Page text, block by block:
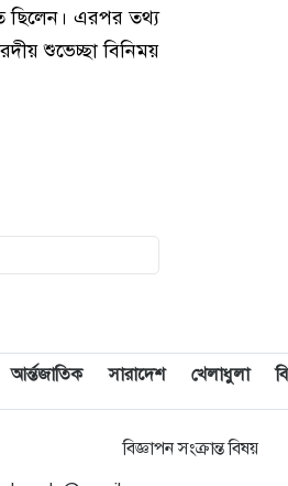
ছিলেন। এরপর তথ্য
শুভেচ্ছা বিনিময়
১৪
আর্ন্তজাতিক সারাদেশ খেলাধুলা
বিজ্ঞাপন সংক্রান্ত বিষয়